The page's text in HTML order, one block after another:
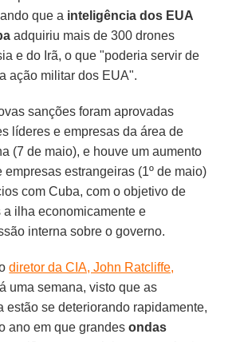
que a inteligência dos EUA
adquiriu mais de 300 drones
e do Irã, o que "poderia servir de
ação militar dos EUA".
sanções foram aprovadas
líderes e empresas da área de
(7 de maio), e houve um aumento
empresas estrangeiras (1º de maio)
com Cuba, com o objetivo de
ilha economicamente e
interna sobre o governo.
diretor da CIA, John Ratcliffe,
uma semana, visto que as
estão se deteriorando rapidamente,
ano em que grandes ondas